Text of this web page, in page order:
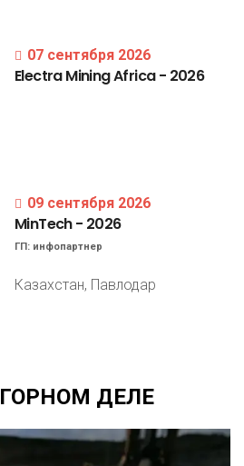
07 сентября 2026
ElectraMiningAfrica- 2026
09 сентября 2026
MinTech- 2026
ГП: инфопартнер
Казахстан, Павлодар
ГОРНОМ ДЕЛЕ